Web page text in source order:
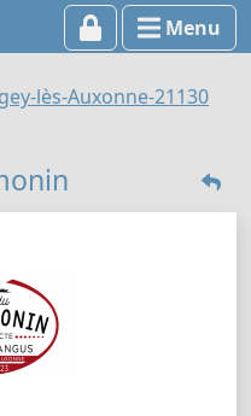
Menu
lès-Auxonne-21130